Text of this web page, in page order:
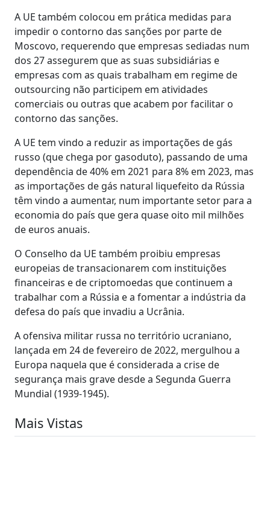
A UE também colocou em prática medidas para
impedir o contorno das sanções por parte de
Moscovo, requerendo que empresas sediadas num
dos 27 assegurem que as suas subsidiárias e
empresas com as quais trabalham em regime de
outsourcing não participem em atividades
comerciais ou outras que acabem por facilitar o
contorno das sanções.
A UE tem vindo a reduzir as importações de gás
russo (que chega por gasoduto), passando de uma
dependência de 40% em 2021 para 8% em 2023, mas
as importações de gás natural liquefeito da Rússia
têm vindo a aumentar, num importante setor para a
economia do país que gera quase oito mil milhões
de euros anuais.
O Conselho da UE também proibiu empresas
europeias de transacionarem com instituições
financeiras e de criptomoedas que continuem a
trabalhar com a Rússia e a fomentar a indústria da
defesa do país que invadiu a Ucrânia.
A ofensiva militar russa no território ucraniano,
lançada em 24 de fevereiro de 2022, mergulhou a
Europa naquela que é considerada a crise de
segurança mais grave desde a Segunda Guerra
Mundial (1939-1945).
Mais Vistas